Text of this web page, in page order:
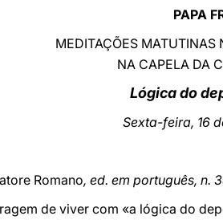
PAPA
MEDITAÇÕES MATUTINAS
NA CAPELA DA
Lógica do
Sexta-feira, 16
Romano, ed. em português, n.
de viver com «a lógica do